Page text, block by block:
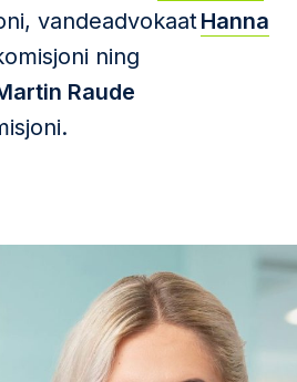
vandeadvokaatHanna
ning
Raude